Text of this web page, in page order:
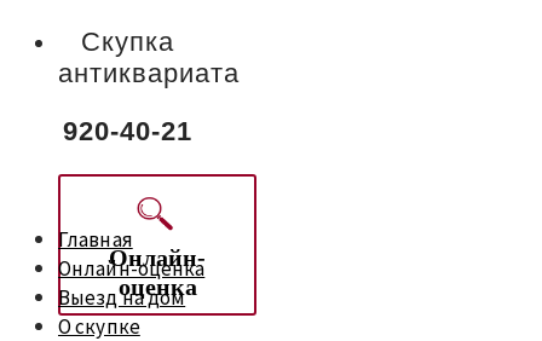
Скупка
антиквариата
920-40-21
Онлайн-
оценка
Главная
Онлайн-оценка
Выезд на дом
О скупке